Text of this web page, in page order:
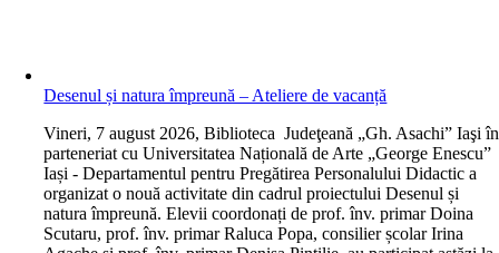
Desenul și natura împreună – Ateliere de vacanță
Vineri, 7 august 2026, Biblioteca Judeţeană „Gh. Asachi” Iaşi în
parteneriat cu Universitatea Națională de Arte „George Enescu”
Iași - Departamentul pentru Pregătirea Personalului Didactic a
organizat o nouă activitate din cadrul proiectului Desenul și
natura împreună. Elevii coordonați de prof. înv. primar Doina
Scutaru, prof. înv. primar Raluca Popa, consilier școlar Irina